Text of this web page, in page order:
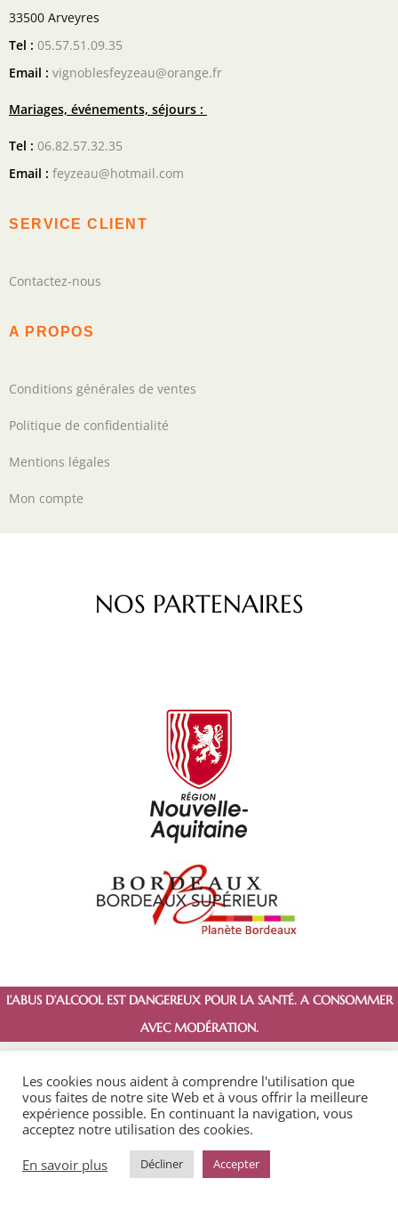
33500 Arveyres
Tel : 05.57.51.09.35
Email : vignoblesfeyzeau@orange.fr
Mariages, événements, séjours :
Tel : 06.82.57.32.35
Email : feyzeau@hotmail.com
SERVICE CLIENT
Contactez-nous
A PROPOS
Conditions générales de ventes
Politique de confidentialité
Mentions légales
Mon compte
NOS PARTENAIRES
L’ABUS D’ALCOOL EST DANGEREUX POUR LA SANTÉ. A CONSOMMER
AVEC MODÉRATION.
Copyright © 2022 La Capelle. Créé par
Les cookies nous aident à comprendre l'utilisation que
vous faites de notre site Web et à vous offrir la meilleure
expérience possible. En continuant la navigation, vous
acceptez notre utilisation des cookies.
En savoir plus
Décliner Accepter